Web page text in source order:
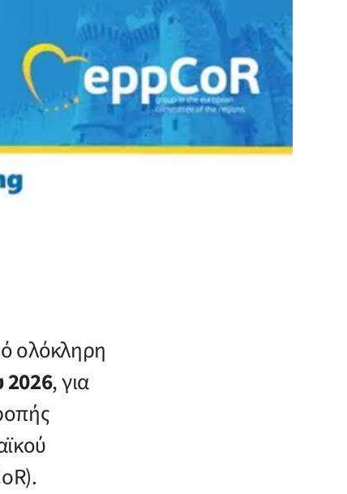
ολόκληρη
2026, για